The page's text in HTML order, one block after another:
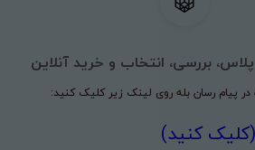
بررسی، انتخاب و خرید آنلاین
پیام رسان بله روی لینک زیر کلیک کنید:
کنید)